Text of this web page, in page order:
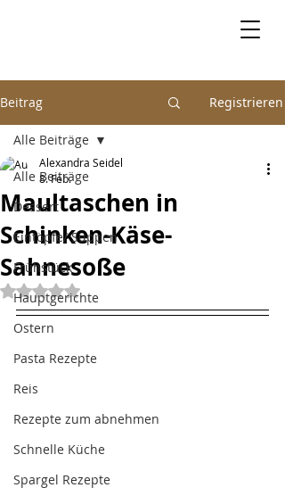
Beitrag Registrieren
Alle Beiträge
Dessert
Eintöpfe/ Suppen
Frühstück
Hauptgerichte
Ostern
Pasta Rezepte
Reis
Rezepte zum abnehmen
Schnelle Küche
Spargel Rezepte
Alle Beiträge
Maultaschen in
Schinken-Käse-
Sahnesoße
Alexandra Seidel
8. Feb.
Mit NaN von 5 Sternen bewertet.